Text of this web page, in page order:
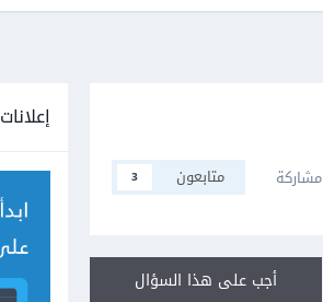
مشاركة متابعون 3
أجب على هذا السؤال
إعلانات